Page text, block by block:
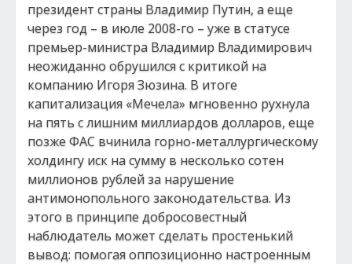
президент страны Владимир Путин, а еще
через год – в июле 2008-го – уже в статусе
премьер-министра Владимир Владимирович
неожиданно обрушился с критикой на
компанию Игоря Зюзина. В итоге
капитализация «Мечела» мгновенно рухнула
на пять с лишним миллиардов долларов, еще
позже ФАС вчинила горно-металлургическому
холдингу иск на сумму в несколько сотен
миллионов рублей за нарушение
антимонопольного законодательства. Из
этого в принципе добросовестный
наблюдатель может сделать простенький
вывод: помогая оппозиционно настроенным